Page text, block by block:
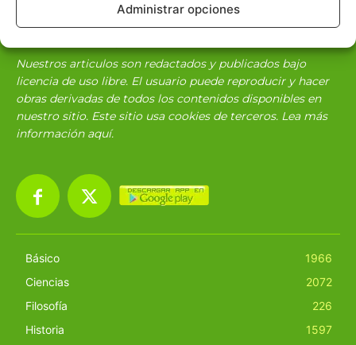
Administrar opciones
escuelapedia
Nuestros articulos son redactados y publicados bajo
licencia de uso libre. El usuario puede reproducir y hacer
obras derivadas de todos los contenidos disponibles en
nuestro sitio. Este sitio usa cookies de terceros. Lea más
información aquí.
Básico
1966
Ciencias
2072
Filosofía
226
Historia
1597